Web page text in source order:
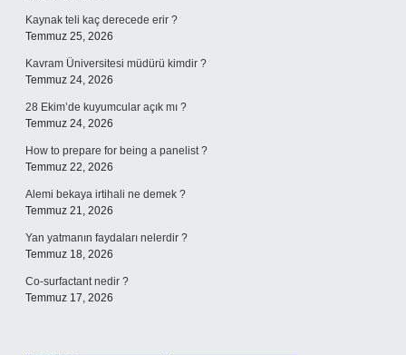
Kaynak teli kaç derecede erir ?
Temmuz 25, 2026
Kavram Üniversitesi müdürü kimdir ?
Temmuz 24, 2026
28 Ekim’de kuyumcular açık mı ?
Temmuz 24, 2026
How to prepare for being a panelist ?
Temmuz 22, 2026
Alemi bekaya irtihali ne demek ?
Temmuz 21, 2026
Yan yatmanın faydaları nelerdir ?
Temmuz 18, 2026
Co-surfactant nedir ?
Temmuz 17, 2026